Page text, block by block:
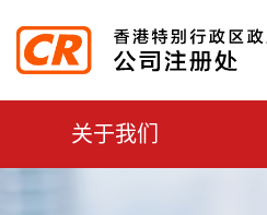
关于我们